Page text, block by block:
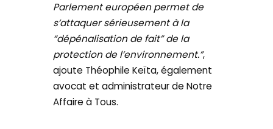
Parlement européen permet de
s’attaquer sérieusement à la
“dépénalisation de fait” de la
protection de l’environnement.”,
ajoute Théophile Keïta, également
avocat et administrateur de Notre
Affaire à Tous.